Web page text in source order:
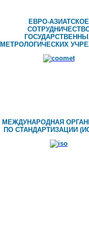
ЕВРО-АЗИАТСКОЕ
МЕТРОЛОГИЧЕСКИХ
МЕЖДУНАРОДНАЯ
ПО СТАНДАРТИЗАЦИИ